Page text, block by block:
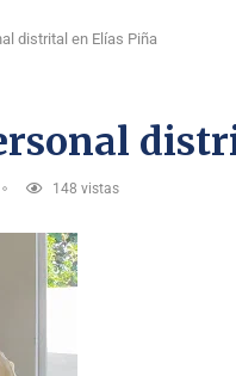
distrital en Elías Piña
148 vistas